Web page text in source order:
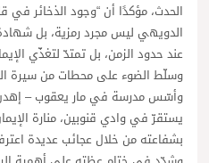
الحدث، مؤكدًا أن “وجود الذخائر
الدويهي ليس مجرد رمزية، بل
عند حدود الزمن، بل تمتدّ لتغذّي
وسلّط الضوء على محطات من سيرة
وأسّس مدرسة في مار يعقوب –
يستقرّ في وادي قنوبين، منارة
بشفاعته من خلال عجائب عديدة